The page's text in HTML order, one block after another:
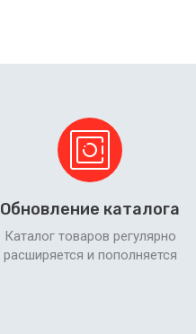
Обновление каталога
Каталог товаров регулярно
расширяется и пополняется